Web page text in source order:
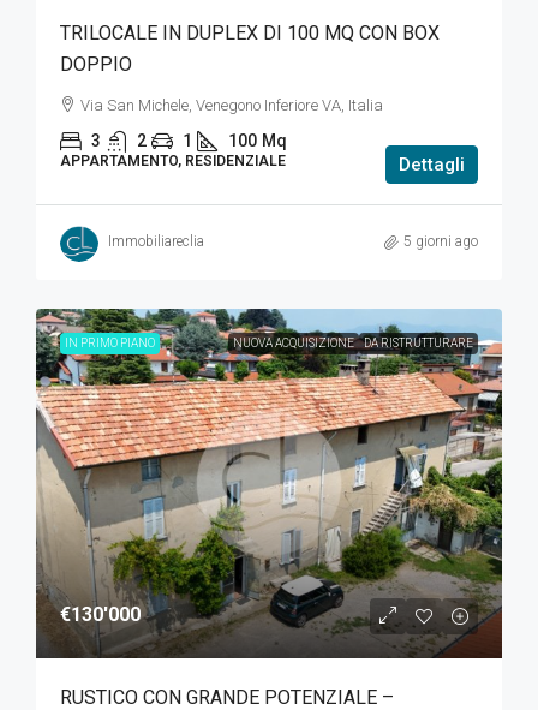
TRILOCALE IN DUPLEX DI 100 MQ CON BOX
DOPPIO
Via San Michele, Venegono Inferiore VA, Italia
3 2 1 100 Mq
APPARTAMENTO, RESIDENZIALE Dettagli
Immobiliareclia 5 giorni ago
IN PRIMO PIANO NUOVA ACQUISIZIONE DA RISTRUTTURARE
€130'000
RUSTICO CON GRANDE POTENZIALE –